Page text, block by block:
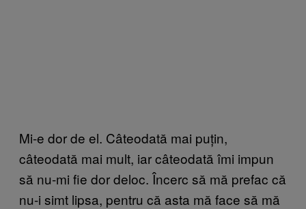
Mi-e dor de el. Câteodată mai puțin,
câteodată mai mult, iar câteodată îmi impun
să nu-mi fie dor deloc. Încerc să mă prefac că
nu-i simt lipsa, pentru că asta mă face să mă